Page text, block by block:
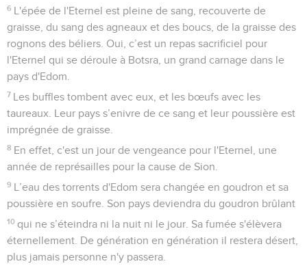
6 L'épée de l'Eternel est pleine de sang, recouverte de
graisse, du sang des agneaux et des boucs, de la graisse des
rognons des béliers. Oui, c’est un repas sacrificiel pour
l'Eternel qui se déroule à Botsra, un grand carnage dans le
pays d'Edom.
7 Les buffles tombent avec eux, et les bœufs avec les
taureaux. Leur pays s’enivre de ce sang et leur poussière est
imprégnée de graisse.
8 En effet, c'est un jour de vengeance pour l'Eternel, une
année de représailles pour la cause de Sion.
9 L’eau des torrents d'Edom sera changée en goudron et sa
poussière en soufre. Son pays deviendra du goudron brûlant
10 qui ne s’éteindra ni la nuit ni le jour. Sa fumée s'élèvera
éternellement. De génération en génération il restera désert,
plus jamais personne n'y passera.